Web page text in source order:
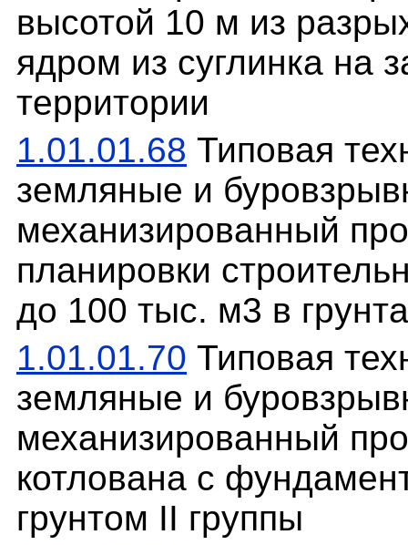
высотой 10 м из
ядром из суглинка на
территории
1.01.01.68 Типовая
земляные и
механизированный
планировки
до 100 тыс. м3 в
1.01.01.70 Типовая
земляные и
механизированный
котлована с
грунтом II группы